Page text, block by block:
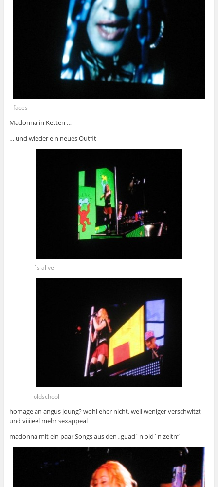
faces
Madonna in Ketten …
… und wieder ein neues Outfit
´s alive
oldschool
homage an angus joung? wohl eher nicht, weil weniger verschwitzt
und viiiieel mehr sexappeal
madonna mit ein paar Songs aus den „guad´n oid´n zeitn“